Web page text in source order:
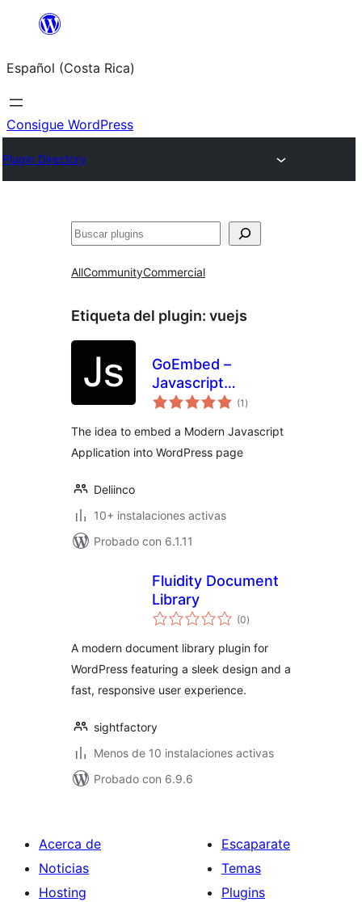
Saltar
contenido
Español (Costa Rica)
Consigue WordPress
Plugin Directory
Buscar
AllCommunityCommercial
Etiqueta del plugin: vuejs
GoEmbed –
Javascript
Application
(1 total
de
)
The idea to embed a Modern Javascript
Application into WordPress page
Deliinco
10+ instalaciones activas
Probado con 6.1.11
Fluidity Document
Library
(0total
de
)
A modern document library plugin for
WordPress featuring a sleek design and a
fast, responsive user experience.
sightfactory
Menos de 10 instalaciones activas
Probado con 6.9.6
Acerca de
Noticias
Hosting
Escaparate
Temas
Plugins